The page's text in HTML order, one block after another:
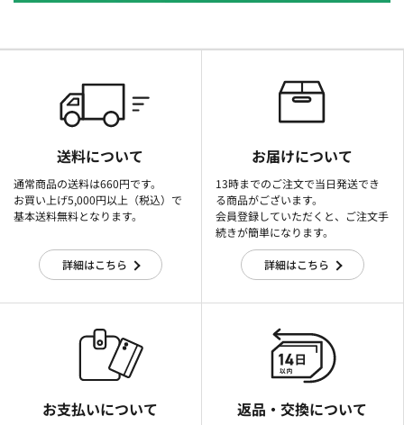
送料について
通常商品の送料は660円です。
お買い上げ5,000円以上（税込）で
基本送料無料となります。
詳細はこちら
お届けについて
13時までのご注文で当日発送でき
る商品がございます。
会員登録していただくと、ご注文手
続きが簡単になります。
詳細はこちら
お支払いについて 返品・交換について